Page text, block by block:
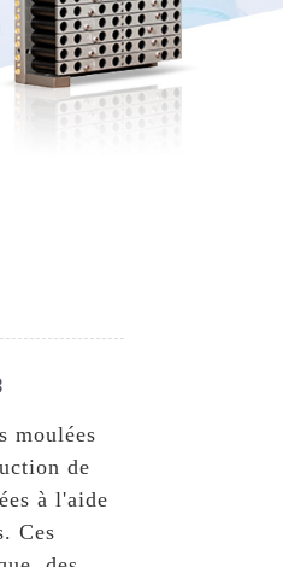
moulées
de
à l'aide
Ces